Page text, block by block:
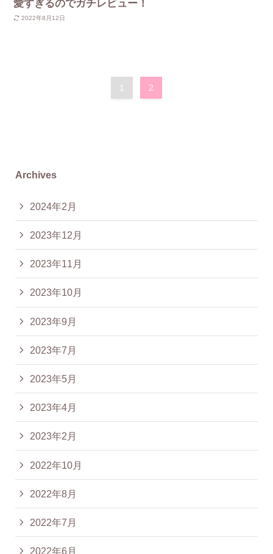
愛すぎるのでガチレビュー！
2022年8月12日
1 2
Archives
2024年2月
2023年12月
2023年11月
2023年10月
2023年9月
2023年7月
2023年5月
2023年4月
2023年2月
2022年10月
2022年8月
2022年7月
2022年6月